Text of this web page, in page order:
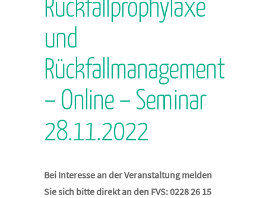
Rückfallprophylaxe
und
Rückfallmanagement
– Online – Seminar
28.11.2022
Bei Interesse an der Veranstaltung melden
Sie sich bitte direkt an den FVS: 0228 26 15